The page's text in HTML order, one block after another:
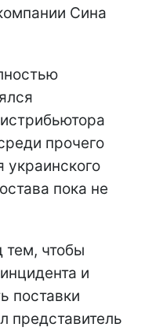
Сина
прочего
украинского
пока не
чтобы
и
поставки
представитель